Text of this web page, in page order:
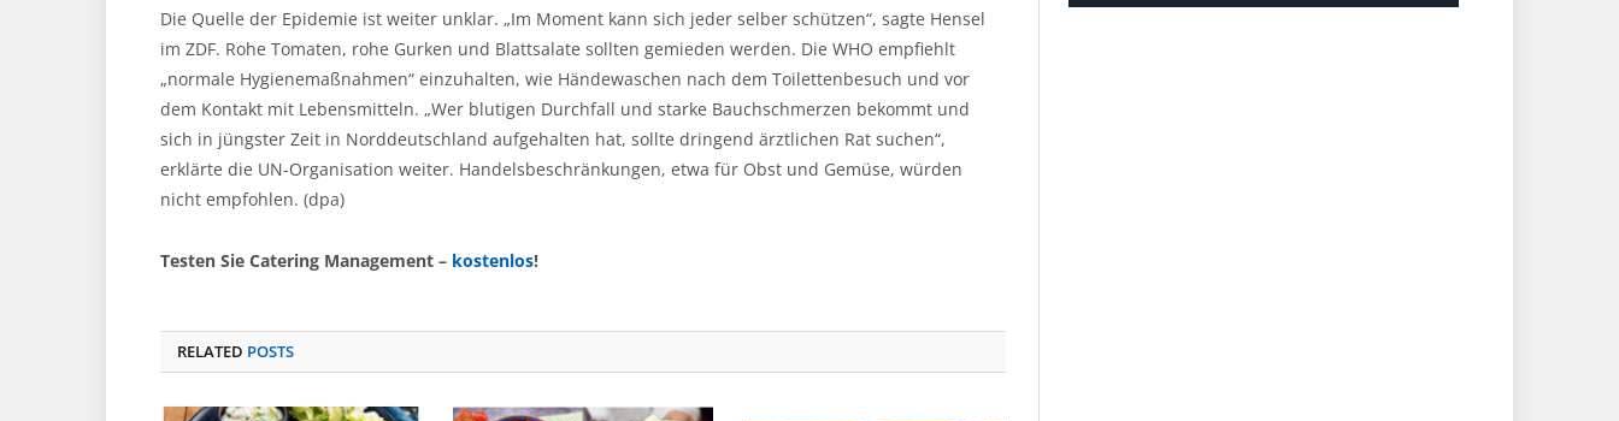
Die Quelle der Epidemie ist weiter unklar. „Im Moment kann sich jeder selber schützen“, sagte Hensel
im ZDF. Rohe Tomaten, rohe Gurken und Blattsalate sollten gemieden werden. Die WHO empfiehlt
„normale Hygienemaßnahmen“ einzuhalten, wie Händewaschen nach dem Toilettenbesuch und vor
dem Kontakt mit Lebensmitteln. „Wer blutigen Durchfall und starke Bauchschmerzen bekommt und
sich in jüngster Zeit in Norddeutschland aufgehalten hat, sollte dringend ärztlichen Rat suchen“,
erklärte die UN-Organisation weiter. Handelsbeschränkungen, etwa für Obst und Gemüse, würden
nicht empfohlen. (dpa)
Testen Sie Catering Management – kostenlos!
RELATED POSTS